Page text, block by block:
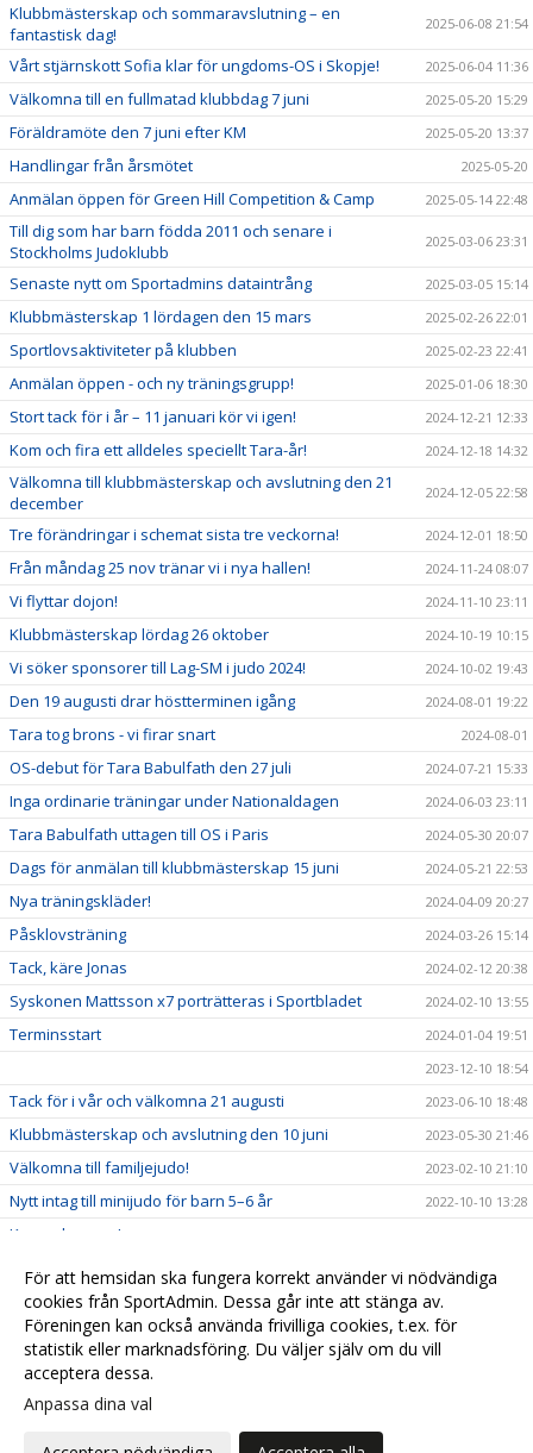
Klubbmästerskap och sommaravslutning – en
fantastisk dag!
2025-06-08 21:54
Vårt stjärnskott Sofia klar för ungdoms-OS i Skopje! 2025-06-04 11:36
Välkomna till en fullmatad klubbdag 7 juni 2025-05-20 15:29
Föräldramöte den 7 juni efter KM 2025-05-20 13:37
Handlingar från årsmötet 2025-05-20
Anmälan öppen för Green Hill Competition & Camp 2025-05-14 22:48
Till dig som har barn födda 2011 och senare i
Stockholms Judoklubb
2025-03-06 23:31
Senaste nytt om Sportadmins dataintrång 2025-03-05 15:14
Klubbmästerskap 1 lördagen den 15 mars 2025-02-26 22:01
Sportlovsaktiviteter på klubben 2025-02-23 22:41
Anmälan öppen - och ny träningsgrupp! 2025-01-06 18:30
Stort tack för i år – 11 januari kör vi igen! 2024-12-21 12:33
Kom och fira ett alldeles speciellt Tara-år! 2024-12-18 14:32
Välkomna till klubbmästerskap och avslutning den 21
december
2024-12-05 22:58
Tre förändringar i schemat sista tre veckorna! 2024-12-01 18:50
Från måndag 25 nov tränar vi i nya hallen! 2024-11-24 08:07
Vi flyttar dojon! 2024-11-10 23:11
Klubbmästerskap lördag 26 oktober 2024-10-19 10:15
Vi söker sponsorer till Lag-SM i judo 2024! 2024-10-02 19:43
Den 19 augusti drar höstterminen igång 2024-08-01 19:22
Tara tog brons - vi firar snart 2024-08-01
OS-debut för Tara Babulfath den 27 juli 2024-07-21 15:33
Inga ordinarie träningar under Nationaldagen 2024-06-03 23:11
Tara Babulfath uttagen till OS i Paris 2024-05-30 20:07
Dags för anmälan till klubbmästerskap 15 juni 2024-05-21 22:53
Nya träningskläder! 2024-04-09 20:27
Påsklovsträning 2024-03-26 15:14
Tack, käre Jonas 2024-02-12 20:38
Syskonen Mattsson x7 porträtteras i Sportbladet 2024-02-10 13:55
Terminsstart
2024-01-04 19:51
2023-12-10 18:54
Tack för i vår och välkomna 21 augusti 2023-06-10 18:48
Klubbmästerskap och avslutning den 10 juni 2023-05-30 21:46
Välkomna till familjejudo! 2023-02-10 21:10
Nytt intag till minijudo för barn 5–6 år 2022-10-10 13:28
Kom och prova!
Några frågor till Alexander Mårlöv 2022-03-11 22:19
Hey, judoka visiting Stockholm? 2022-02-28 17:04
SHOP MED KLUBBKLÄDER! 2021-05-06 11:37
inställningar
Webbversion
För att hemsidan ska fungera korrekt använder vi nödvändiga
cookies från SportAdmin. Dessa går inte att stänga av.
Föreningen kan också använda frivilliga cookies, t.ex. för
statistik eller marknadsföring. Du väljer själv om du vill
acceptera dessa.
Anpassa dina val